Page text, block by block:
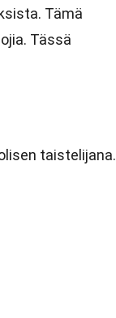
Tämä
Tässä
taistelijana.